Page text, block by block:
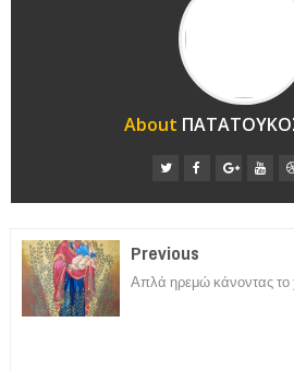
About
Previous
Απλά ηρεμώ κάνοντας το